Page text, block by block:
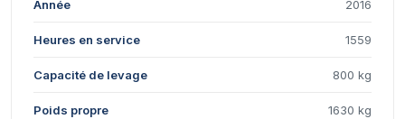
Année 2016
Heures en service 1559
Capacité de levage 800 kg
Poids propre 1630 kg